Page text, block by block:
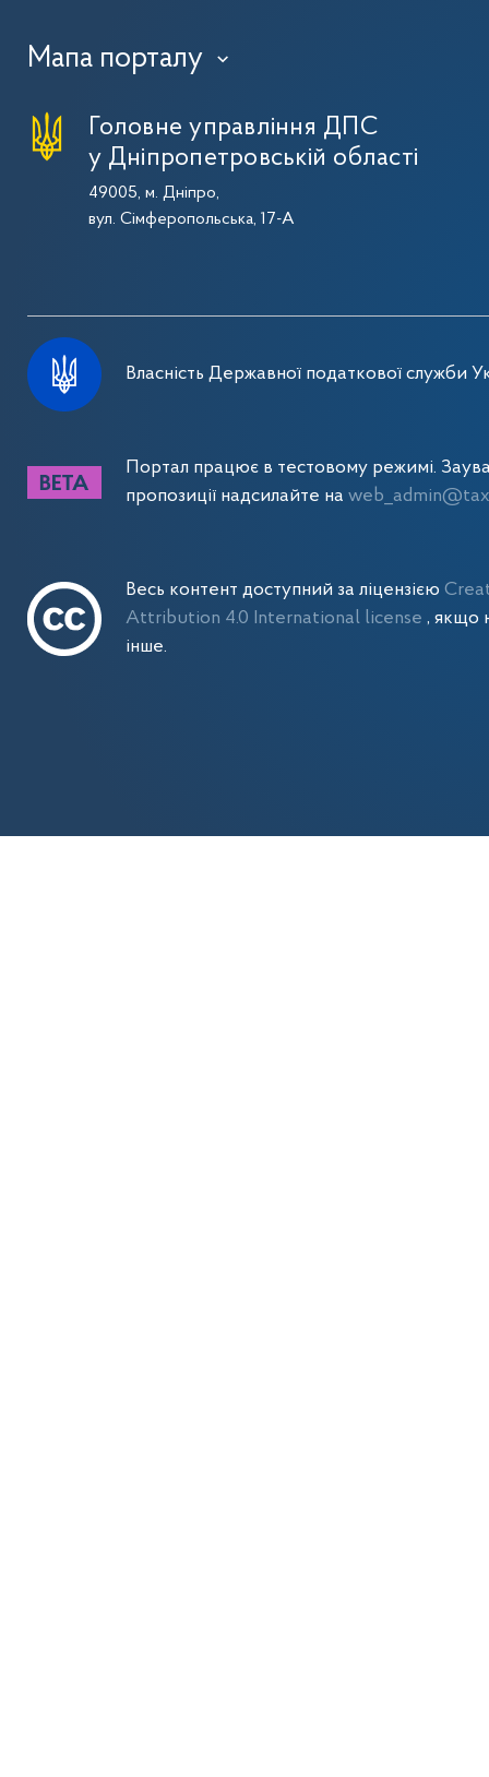
Мапа порталу ›
Головне управління ДПС
у Дніпропетровській області
49005, м. Дніпро,
вул. Сімферопольська, 17-А
Власність Державної податкової служби
Портал працює в тестовому режимі.
пропозиції надсилайте на
Весь контент доступний за ліцензією
Attribution 4.0 International license , якщо
інше.